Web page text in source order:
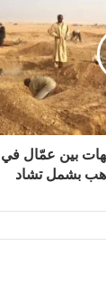
بين عمّال في
بشمل تشاد